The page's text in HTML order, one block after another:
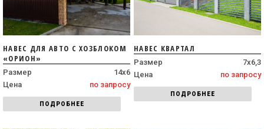
НАВЕС ДЛЯ АВТО С ХОЗБЛОКОМ
«ОРИОН»
Размер
14х6
Цена
по запросу
ПОДРОБНЕЕ
НАВЕС КВАРТАЛ
Размер
7х6,3
Цена
по запросу
ПОДРОБНЕЕ